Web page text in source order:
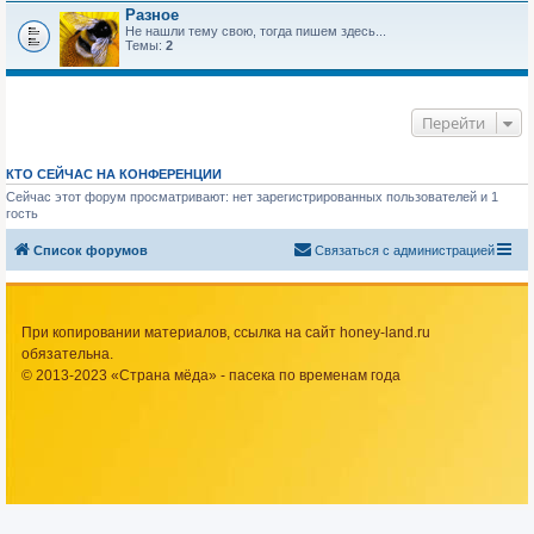
Разное
Не нашли тему свою, тогда пишем здесь...
Темы: 2
Перейти
КТО СЕЙЧАС НА КОНФЕРЕНЦИИ
Сейчас этот форум просматривают: нет зарегистрированных пользователей и 1
гость
Список форумов Связаться с администрацией
При копировании материалов, ссылка на сайт honey-land.ru
обязательна.
© 2013-2023 «Страна мёда» - пасека по временам года